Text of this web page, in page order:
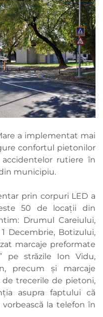
a implementat mai
confortul pietonilor
rutiere în
municipiu.
prin corpuri LED a
50 de locații din
Drumul Careiului,
Decembrie, Botizului,
marcaje preformate
pe străzile Ion Vidu,
precum și marcaje
trecerile de pietoni,
asupra faptului că
la telefon în